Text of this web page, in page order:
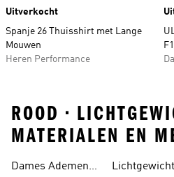
Uitverkocht
Spanje 26 Thuisshirt met Lange
Mouwen
Heren Performance
ROOD •
MATERIALEN EN
Dames Ademende
Lichtgewicht